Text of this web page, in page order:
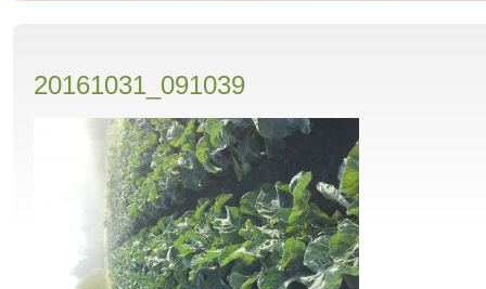
20161031_091039